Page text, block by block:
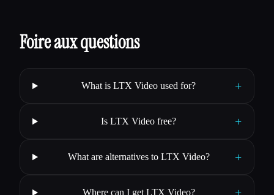
Foire aux questions
What is LTX Video used for? +
Is LTX Video free? +
What are alternatives to LTX Video? +
Where can I get LTX Video?